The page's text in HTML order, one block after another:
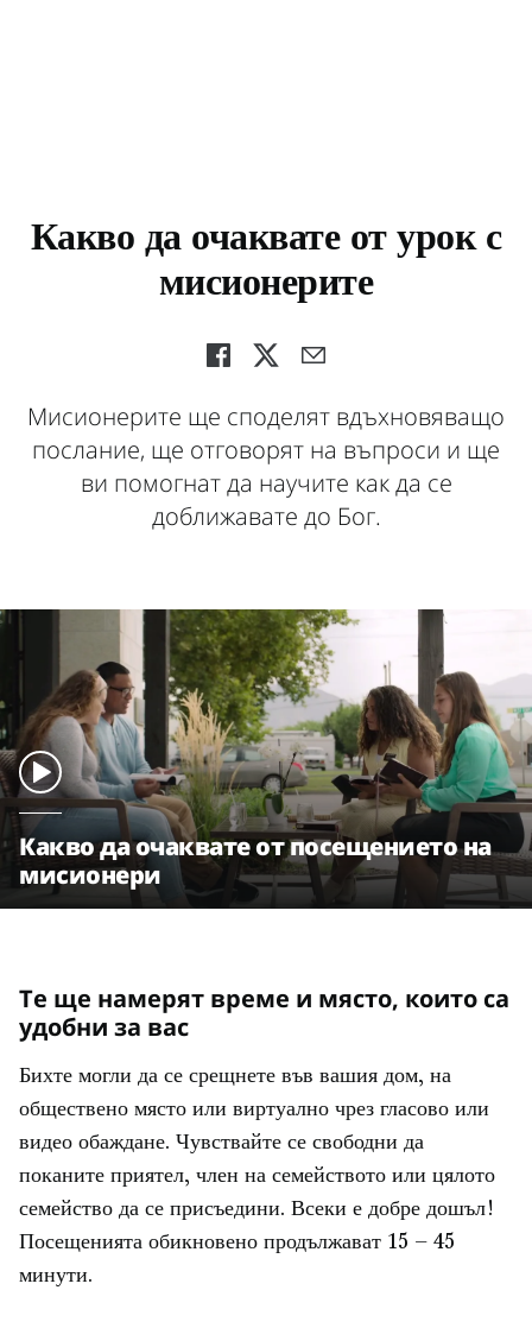
Какво да очаквате от урок с
мисионерите
Мисионерите ще споделят вдъхновяващо
послание, ще отговорят на въпроси и ще
ви помогнат да научите как да се
доближавате до Бог.
Какво да очаквате от посещението на
мисионери
Те ще намерят време и място, които са
удобни за вас
Бихте могли да се срещнете във вашия дом, на
обществено място или виртуално чрез гласово или
видео обаждане. Чувствайте се свободни да
поканите приятел, член на семейството или цялото
семейство да се присъедини. Всеки е добре дошъл!
Посещенията обикновено продължават 15 – 45
минути.